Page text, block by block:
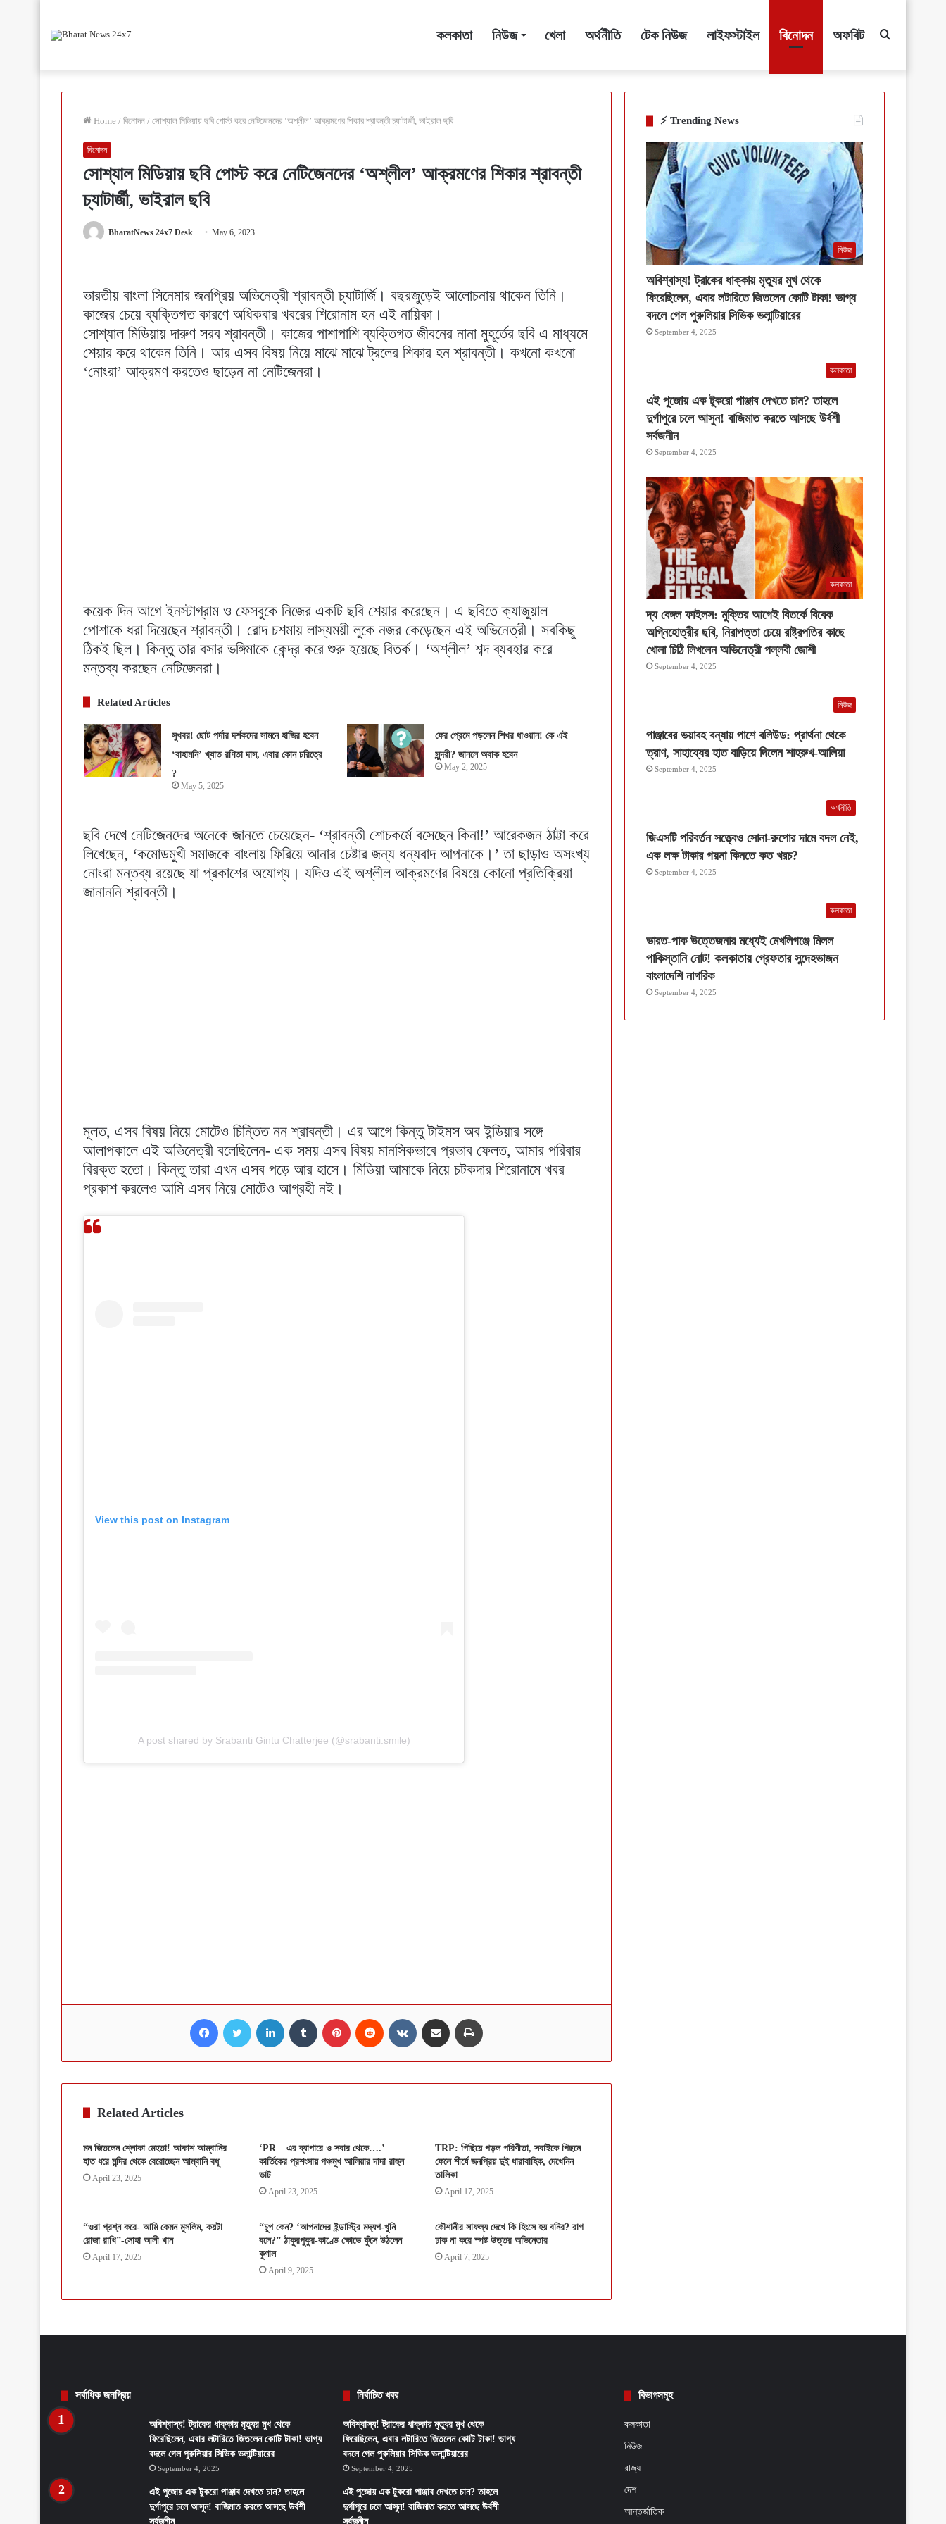
কলকাতা নিউজ খেলা অর্থনীতি টেক নিউজ লাইফস্টাইল বিনোদন অফবিট
Home / বিনোদন / সোশ্যাল মিডিয়ায় ছবি পোস্ট করে নেটিজেনদের ‘অশ্লীল’ আক্রমণের শিকার শ্রাবন্তী চ্যাটার্জী, ভাইরাল ছবি
বিনোদন
সোশ্যাল মিডিয়ায় ছবি পোস্ট করে নেটিজেনদের ‘অশ্লীল’ আক্রমণের শিকার শ্রাবন্তী
চ্যাটার্জী, ভাইরাল ছবি
BharatNews 24x7 Desk May 6, 2023
ভারতীয় বাংলা সিনেমার জনপ্রিয় অভিনেত্রী শ্রাবন্তী চ্যাটার্জি। বছরজুড়েই আলোচনায় থাকেন তিনি।
কাজের চেয়ে ব্যক্তিগত কারণে অধিকবার খবরের শিরোনাম হন এই নায়িকা।
সোশ্যাল মিডিয়ায় দারুণ সরব শ্রাবন্তী। কাজের পাশাপাশি ব্যক্তিগত জীবনের নানা মুহূর্তের ছবি এ মাধ্যমে
শেয়ার করে থাকেন তিনি। আর এসব বিষয় নিয়ে মাঝে মাঝে ট্রলের শিকার হন শ্রাবন্তী। কখনো কখনো
‘নোংরা’ আক্রমণ করতেও ছাড়েন না নেটিজেনরা।
কয়েক দিন আগে ইনস্টাগ্রাম ও ফেসবুকে নিজের একটি ছবি শেয়ার করেছেন। এ ছবিতে ক্যাজুয়াল
পোশাকে ধরা দিয়েছেন শ্রাবন্তী। রোদ চশমায় লাস্যময়ী লুকে নজর কেড়েছেন এই অভিনেত্রী। সবকিছু
ঠিকই ছিল। কিন্তু তার বসার ভঙ্গিমাকে কেন্দ্র করে শুরু হয়েছে বিতর্ক। ‘অশ্লীল’ শব্দ ব্যবহার করে
মন্তব্য করছেন নেটিজেনরা।
Related Articles
সুখবর! ছোট পর্দার দর্শকদের সামনে হাজির হবেন
‘বাহামনি’ খ্যাত রণিতা দাস, এবার কোন চরিত্রে
?
May 5, 2025
ফের প্রেমে পড়লেন শিখর ধাওয়ান! কে এই
সুন্দরী? জানলে অবাক হবেন
May 2, 2025
ছবি দেখে নেটিজেনদের অনেকে জানতে চেয়েছেন- ‘শ্রাবন্তী শোচকর্মে বসেছেন কিনা!’ আরেকজন ঠাট্টা করে
লিখেছেন, ‘কমোডমুখী সমাজকে বাংলায় ফিরিয়ে আনার চেষ্টার জন্য ধন্যবাদ আপনাকে।’ তা ছাড়াও অসংখ্য
নোংরা মন্তব্য রয়েছে যা প্রকাশের অযোগ্য। যদিও এই অশ্লীল আক্রমণের বিষয়ে কোনো প্রতিক্রিয়া
জানাননি শ্রাবন্তী।
মূলত, এসব বিষয় নিয়ে মোটেও চিন্তিত নন শ্রাবন্তী। এর আগে কিন্তু টাইমস অব ইন্ডিয়ার সঙ্গে
আলাপকালে এই অভিনেত্রী বলেছিলেন- এক সময় এসব বিষয় মানসিকভাবে প্রভাব ফেলত, আমার পরিবার
বিরক্ত হতো। কিন্তু তারা এখন এসব পড়ে আর হাসে। মিডিয়া আমাকে নিয়ে চটকদার শিরোনামে খবর
প্রকাশ করলেও আমি এসব নিয়ে মোটেও আগ্রহী নই।
View this post on Instagram
A post shared by Srabanti Gintu Chatterjee (@srabanti.smile)
Facebook Twitter LinkedIn Tumblr Pinterest Reddit VKontakte Share via Email
Related Articles
মন জিতলেন শ্লোকা মেহতা! আকাশ আম্বানির
হাত ধরে মন্দির থেকে বেরোচ্ছেন আম্বানি বধূ
April 23, 2025
‘PR – এর ব্যাপারে ও সবার থেকে….’
কার্তিকের প্রশংসায় পঞ্চমুখ আলিয়ার দাদা রাহুল
ভাট
April 23, 2025
TRP: পিছিয়ে পড়ল পরিণীতা, সবাইকে পিছনে
ফেলে শীর্ষে জনপ্রিয় দুই ধারাবাহিক, দেখেনিন
তালিকা
April 17, 2025
“ওরা প্রশ্ন করে- আমি কেমন মুসলিম, কয়টা
রোজা রাখি”-সোহা আলী খান
April 17, 2025
“চুপ কেন? ‘আপনাদের ইন্ডাস্ট্রি মদ্যপ-খুনি
বলে?” ঠাকুরপুকুর-কাণ্ডে ক্ষোভে ফুঁসে উঠলেন
কুণাল
April 9, 2025
কৌশানীর সাফল্য দেখে কি হিংসে হয় বনির? রাগ
ঢাক না করে স্পষ্ট উত্তর অভিনেতার
April 7, 2025
⚡ Trending News
নিউজ
অবিশ্বাস্য! ট্রাকের ধাক্কায় মৃত্যুর মুখ থেকে
ফিরেছিলেন, এবার লটারিতে জিতলেন কোটি টাকা! ভাগ্য
বদলে গেল পুরুলিয়ার সিভিক ভলান্টিয়ারের
September 4, 2025
কলকাতা
এই পুজোয় এক টুকরো পাঞ্জাব দেখতে চান? তাহলে
দুর্গাপুরে চলে আসুন! বাজিমাত করতে আসছে উর্বশী
সর্বজনীন
September 4, 2025
কলকাতা
দ্য বেঙ্গল ফাইলস: মুক্তির আগেই বিতর্কে বিবেক
অগ্নিহোত্রীর ছবি, নিরাপত্তা চেয়ে রাষ্ট্রপতির কাছে
খোলা চিঠি লিখলেন অভিনেত্রী পল্লবী জোশী
September 4, 2025
নিউজ
পাঞ্জাবের ভয়াবহ বন্যায় পাশে বলিউড: প্রার্থনা থেকে
ত্রাণ, সাহায্যের হাত বাড়িয়ে দিলেন শাহরুখ-আলিয়া
September 4, 2025
অর্থনীতি
জিএসটি পরিবর্তন সত্ত্বেও সোনা-রুপোর দামে বদল নেই,
এক লক্ষ টাকার গয়না কিনতে কত খরচ?
September 4, 2025
কলকাতা
ভারত-পাক উত্তেজনার মধ্যেই মেখলিগঞ্জে মিলল
পাকিস্তানি নোট! কলকাতায় গ্রেফতার সন্দেহভাজন
বাংলাদেশি নাগরিক
September 4, 2025
সর্বাধিক জনপ্রিয়
অবিশ্বাস্য! ট্রাকের ধাক্কায় মৃত্যুর মুখ থেকে
ফিরেছিলেন, এবার লটারিতে জিতলেন কোটি টাকা! ভাগ্য
বদলে গেল পুরুলিয়ার সিভিক ভলান্টিয়ারের
September 4, 2025
এই পুজোয় এক টুকরো পাঞ্জাব দেখতে চান? তাহলে
দুর্গাপুরে চলে আসুন! বাজিমাত করতে আসছে উর্বশী
সর্বজনীন
নির্বাচিত খবর
অবিশ্বাস্য! ট্রাকের ধাক্কায় মৃত্যুর মুখ থেকে
ফিরেছিলেন, এবার লটারিতে জিতলেন কোটি টাকা! ভাগ্য
বদলে গেল পুরুলিয়ার সিভিক ভলান্টিয়ারের
September 4, 2025
এই পুজোয় এক টুকরো পাঞ্জাব দেখতে চান? তাহলে
দুর্গাপুরে চলে আসুন! বাজিমাত করতে আসছে উর্বশী
সর্বজনীন
বিভাগসমূহ
কলকাতা
নিউজ
রাজ্য
দেশ
আন্তর্জাতিক